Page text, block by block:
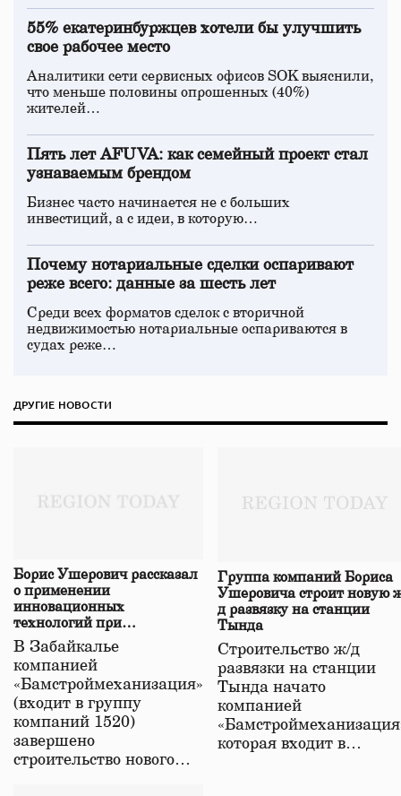
55% екатеринбуржцев хотели бы улучшить
свое рабочее место
Аналитики сети сервисных офисов SOK выяснили,
что меньше половины опрошенных (40%)
жителей…
Пять лет AFUVA: как семейный проект стал
узнаваемым брендом
Бизнес часто начинается не с больших
инвестиций, а с идеи, в которую…
Почему нотариальные сделки оспаривают
реже всего: данные за шесть лет
Среди всех форматов сделок с вторичной
недвижимостью нотариальные оспариваются в
судах реже…
ДРУГИЕ НОВОСТИ
Борис Ушерович рассказал
о применении
инновационных
технологий при
строительстве нового моста
в Забайкалье
В Забайкалье
компанией
«Бамстроймеханизация»
(входит в группу
компаний 1520)
завершено
строительство нового…
Группа компаний Бориса
Ушеровича строит новую
д развязку на станции
Тында
Строительство ж/д
развязки на станции
Тында начато
компанией
которая входит в…